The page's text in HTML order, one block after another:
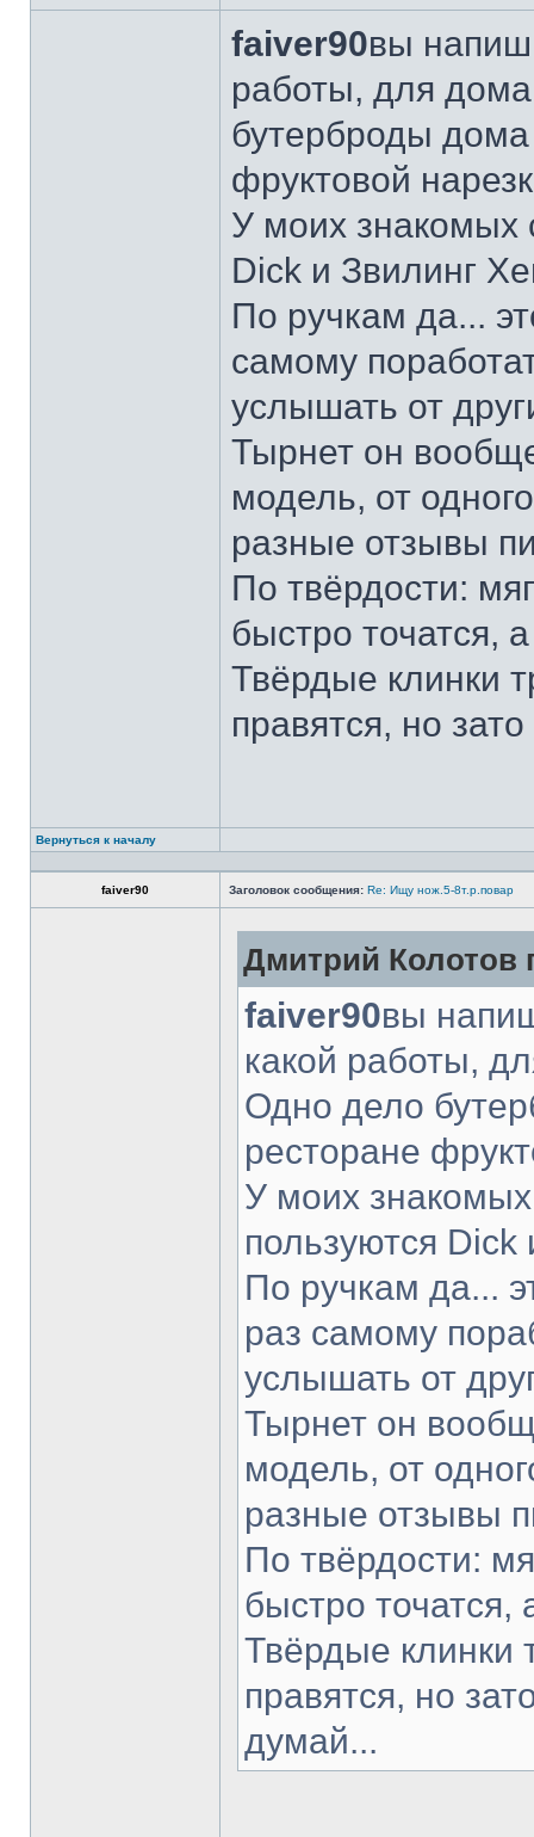
faiver90вы
работы, для
бутерброды дома
фруктовой
У моих знакомых
Dick и Звилинг
По ручкам да...
самому
услышать от
Тырнет он
модель, от
разные отзывы
По твёрдости:
быстро точатся,
Твёрдые клинки
правятся, но
Вернуться к началу
faiver90 Заголовок сообщения: Re: Ищу нож.5-8т.р.повар
Дмитрий Колотов
faiver90вы
какой работы,
Одно дело
ресторане
У моих
пользуются Dick
По ручкам да...
раз самому
услышать от
Тырнет он
модель, от
разные отзывы
По твёрдости:
быстро точатся,
Твёрдые клинки
правятся, но
думай...